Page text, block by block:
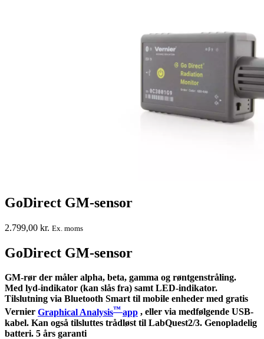
GoDirect GM-sensor
2.799,00 kr. Ex. moms
GoDirect GM-sensor
GM-rør der måler alpha, beta, gamma og røntgenstråling.
Med lyd-indikator (kan slås fra) samt LED-indikator.
Tilslutning via Bluetooth Smart til mobile enheder med gratis
Vernier Graphical Analysis™ app , eller via medfølgende USB-
kabel. Kan også tilsluttes trådløst til LabQuest2/3. Genopladelig
batteri. 5 års garanti